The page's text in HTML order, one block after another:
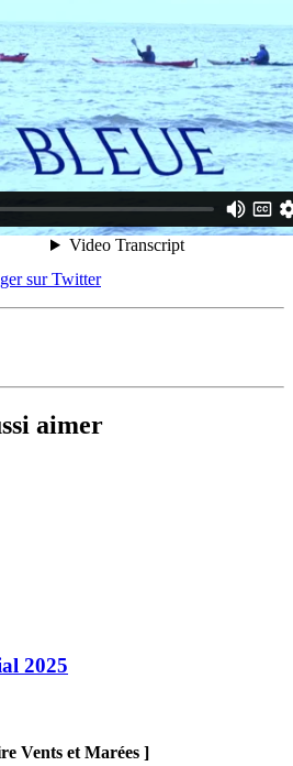
sur Twitter
aimer
2025
Vents et Marées ]